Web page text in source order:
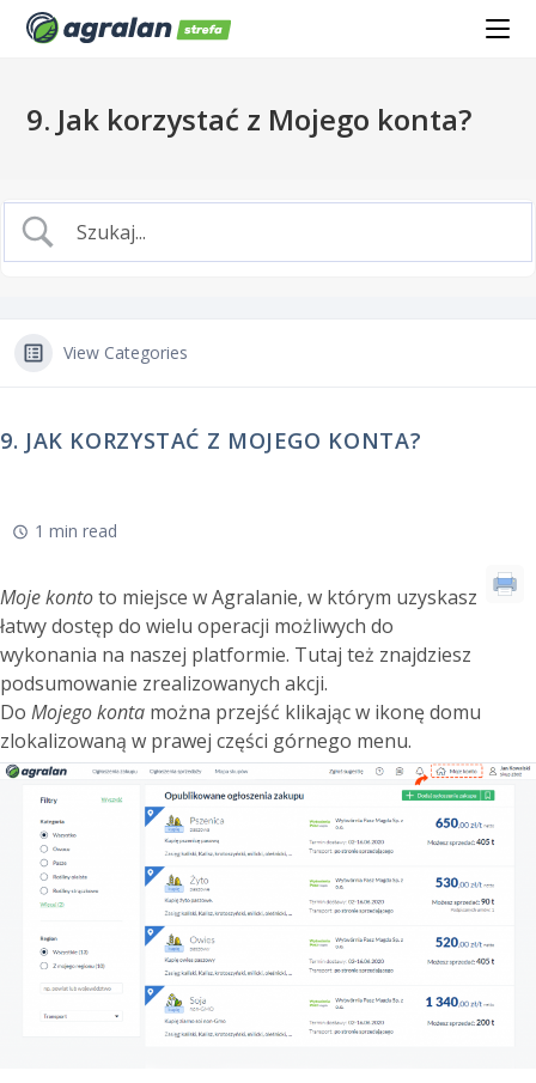
9. Jak korzystać z Mojego konta?
View Categories
9. JAK KORZYSTAĆ Z MOJEGO KONTA?
1 min read
Moje kontoto miejsce w Agralanie, w którym uzyskasz
łatwy dostęp do wielu operacji możliwych do
wykonania na naszej platformie. Tutaj też znajdziesz
podsumowanie zrealizowanych akcji.
Do Mojego konta można przejść klikając w ikonę domu
zlokalizowaną w prawej części górnego menu.